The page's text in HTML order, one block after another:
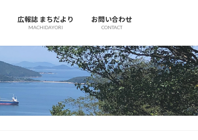
広報誌 まちだより
MACHIDAYORI
お問い合わせ
CONTACT